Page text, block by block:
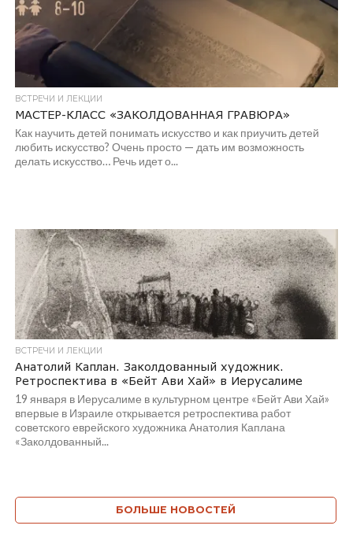
ВСТРЕЧИ И ЛЕКЦИИ
МАСТЕР-КЛАСС «ЗАКОЛДОВАННАЯ ГРАВЮРА»
Как научить детей понимать искусство и как приучить детей
любить искусство? Очень просто — дать им возможность
делать искусство… Речь идет о...
ВСТРЕЧИ И ЛЕКЦИИ
Анатолий Каплан. Заколдованный художник.
Ретроспектива в «Бейт Ави Хай» в Иерусалиме
19 января в Иерусалиме в культурном центре «Бейт Ави Хай»
впервые в Израиле открывается ретроспектива работ
советского еврейского художника Анатолия Каплана
«Заколдованный...
БОЛЬШЕ НОВОСТЕЙ